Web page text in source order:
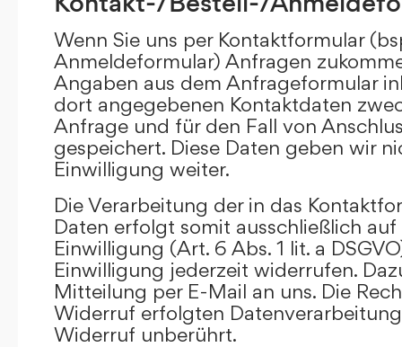
Wenn Sie uns per Kontaktformular
Anmeldeformular) Anfragen
Angaben aus dem Anfrageformular
dort angegebenen Kontaktdaten
Anfrage und für den Fall von
gespeichert. Diese Daten geben wir
Einwilligung weiter.
Die Verarbeitung der in das
Daten erfolgt somit ausschließlich
Einwilligung (Art. 6 Abs. 1 lit. a
Einwilligung jederzeit widerrufen.
Mitteilung per E-Mail an uns. Die
Widerruf erfolgten
Widerruf unberührt.